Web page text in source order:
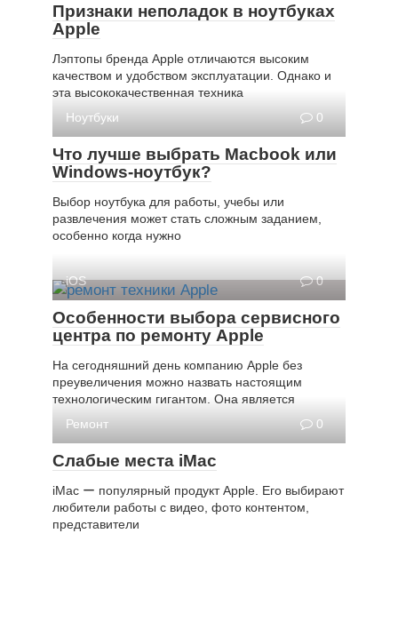
Признаки неполадок в ноутбуках
Apple
Лэптопы бренда Apple отличаются высоким
качеством и удобством эксплуатации. Однако и
эта высококачественная техника
Ноутбуки
0
Что лучше выбрать Macbook или
Windows-ноутбук?
Выбор ноутбука для работы, учебы или
развлечения может стать сложным заданием,
особенно когда нужно
iOS 0
Особенности выбора сервисного
центра по ремонту Apple
На сегодняшний день компанию Apple без
преувеличения можно назвать настоящим
технологическим гигантом. Она является
Ремонт
0
Слабые места iMac
iMac ー популярный продукт Apple. Его выбирают
любители работы с видео, фото контентом,
представители